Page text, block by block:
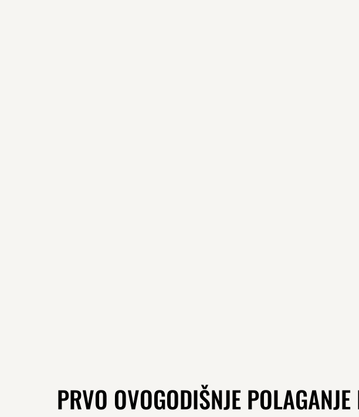
PRVO OVOGODIŠNJE